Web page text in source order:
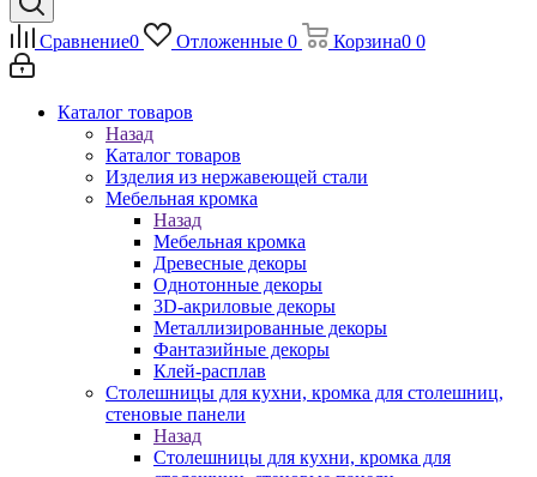
Сравнение0 Отложенные 0 Корзина0 0
Каталог товаров
Назад
Каталог товаров
Изделия из нержавеющей стали
Мебельная кромка
Назад
Мебельная кромка
Древесные декоры
Однотонные декоры
3D-акриловые декоры
Металлизированные декоры
Фантазийные декоры
Клей-расплав
Столешницы для кухни, кромка для столешниц,
стеновые панели
Назад
Столешницы для кухни, кромка для